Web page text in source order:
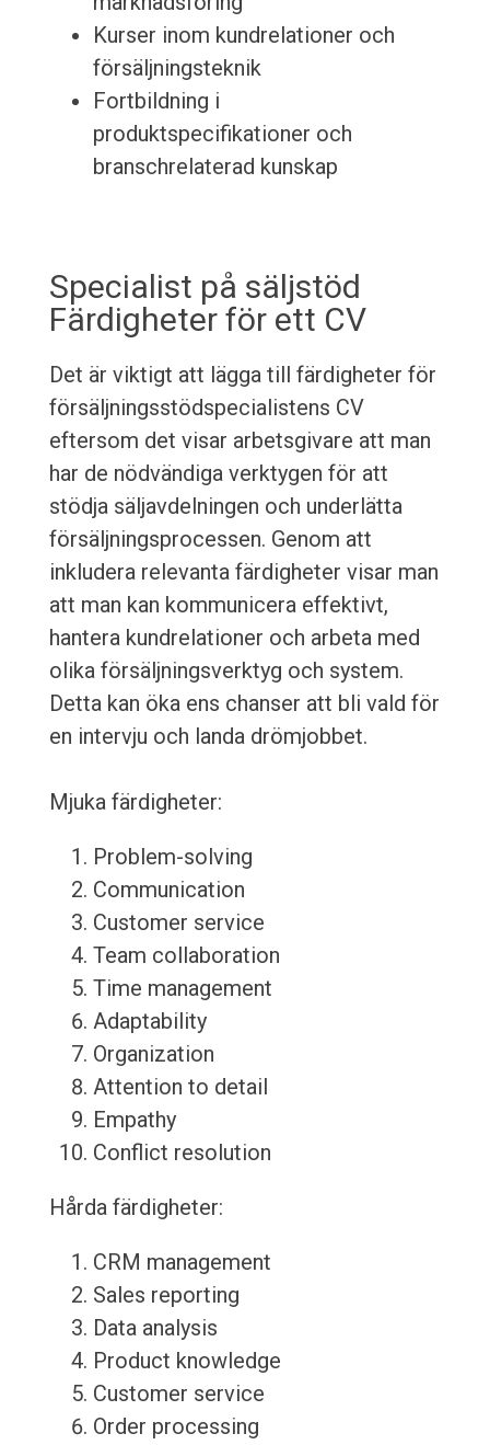
Kurser inom kundrelationer och
försäljningsteknik
Fortbildning i
produktspecifikationer och
branschrelaterad kunskap
Specialist på säljstöd
Färdigheter för ett CV
Det är viktigt att lägga till färdigheter för
försäljningsstödspecialistens CV
eftersom det visar arbetsgivare att man
har de nödvändiga verktygen för att
stödja säljavdelningen och underlätta
försäljningsprocessen. Genom att
inkludera relevanta färdigheter visar man
att man kan kommunicera effektivt,
hantera kundrelationer och arbeta med
olika försäljningsverktyg och system.
Detta kan öka ens chanser att bli vald för
en intervju och landa drömjobbet.
Mjuka färdigheter:
Problem-solving
Communication
Customer service
Team collaboration
Time management
Adaptability
Organization
Attention to detail
Empathy
Conflict resolution
Hårda färdigheter:
CRM management
Sales reporting
Data analysis
Product knowledge
Customer service
Order processing